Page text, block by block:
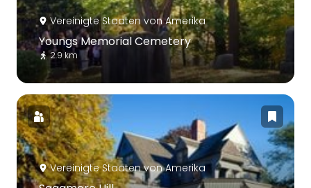
Vereinigte Staaten von Amerika
Youngs Memorial Cemetery
2.9 km
Vereinigte Staaten von Amerika